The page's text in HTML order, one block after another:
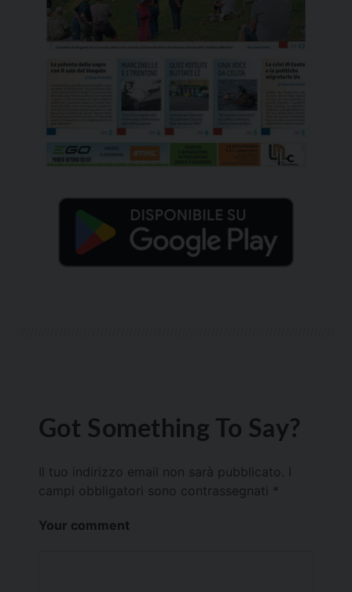
Got Something To Say?
Il tuo indirizzo email non sarà pubblicato.
campi obbligatori sono contrassegnati *
Your comment